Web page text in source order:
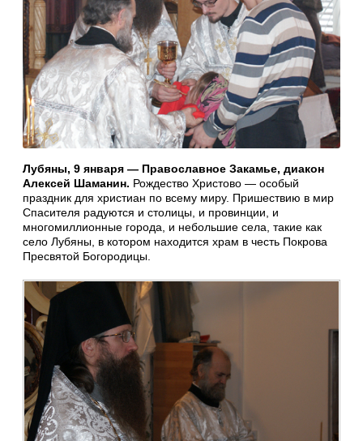
Лубяны, 9 января — Православное Закамье, диакон
Алексей Шаманин. Рождество Христово — особый
праздник для христиан по всему миру. Пришествию в мир
Спасителя радуются и столицы, и провинции, и
многомиллионные города, и небольшие села, такие как
село Лубяны, в котором находится храм в честь Покрова
Пресвятой Богородицы.